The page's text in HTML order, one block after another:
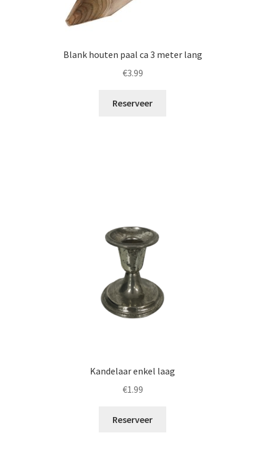
Blank houten paal ca 3 meter lang
€3.99
Reserveer
Kandelaar enkel laag
€1.99
Reserveer